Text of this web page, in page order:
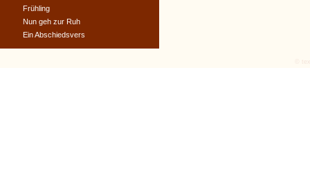
Frühling
Nun geh zur Ruh
Ein Abschiedsvers